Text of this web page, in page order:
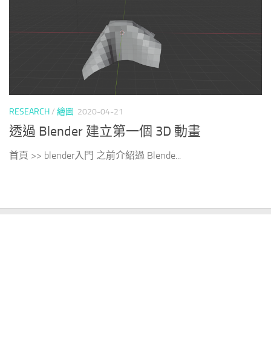
RESEARCH/ 繪圖 2020-04-21
透過 Blender 建立第一個 3D 動畫
首頁 >> blender入門 之前介紹過 Blende...